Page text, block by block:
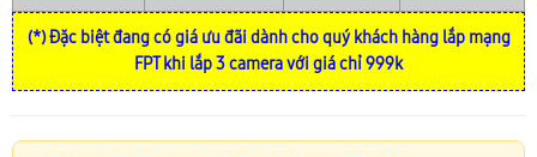
(*) Đặc biệt đang có giá ưu đãi dành cho quý khách hàng lắp mạng
FPT khi lắp 3 camera với giá chỉ 999k